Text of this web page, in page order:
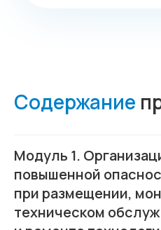
Содержание
Модуль 1.
повышенной
при размещении,
техническом